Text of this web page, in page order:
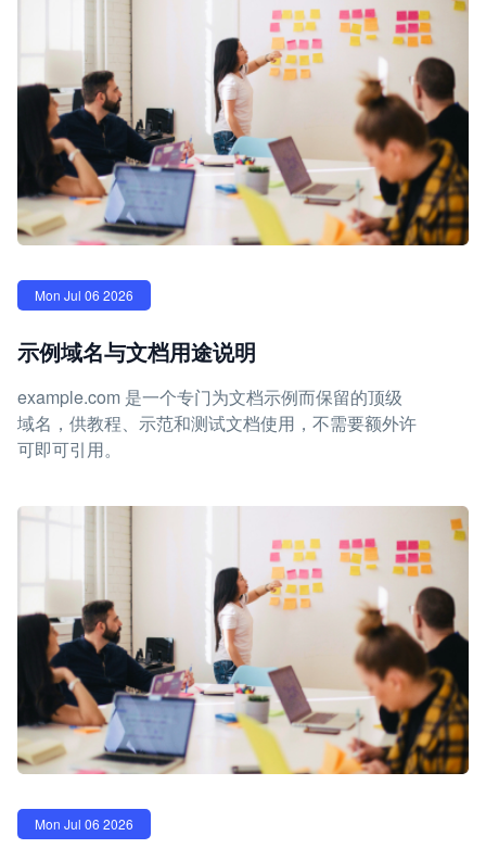
Mon Jul 06 2026
示例域名与文档用途说明
example.com 是一个专门为文档示例而保留的顶级
域名，供教程、示范和测试文档使用，不需要额外许
可即可引用。
Mon Jul 06 2026